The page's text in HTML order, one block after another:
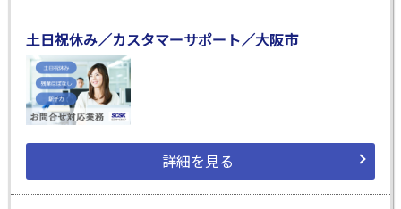
土日祝休み／カスタマーサポート／大阪市
詳細を見る